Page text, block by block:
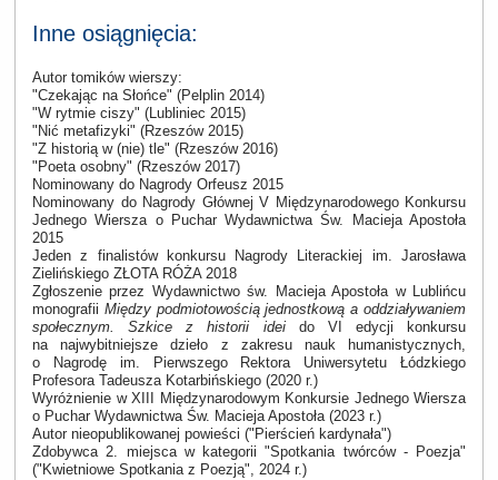
Inne osiągnięcia:
Autor tomików wierszy:
"Czekając na Słońce" (Pelplin 2014)
"W rytmie ciszy" (Lubliniec 2015)
"Nić metafizyki" (Rzeszów 2015)
"Z historią w (nie) tle" (Rzeszów 2016)
"Poeta osobny" (Rzeszów 2017)
Nominowany do Nagrody Orfeusz 2015
Nominowany do Nagrody Głównej V Międzynarodowego Konkursu
Jednego Wiersza o Puchar Wydawnictwa Św. Macieja Apostoła
2015
Jeden z finalistów konkursu Nagrody Literackiej im. Jarosława
Zielińskiego ZŁOTA RÓŻA 2018
Zgłoszenie przez Wydawnictwo św. Macieja Apostoła w Lublińcu
monografii Między podmiotowością jednostkową a oddziaływaniem
społecznym. Szkice z historii idei do VI edycji konkursu
na najwybitniejsze dzieło z zakresu nauk humanistycznych,
o Nagrodę im. Pierwszego Rektora Uniwersytetu Łódzkiego
Profesora Tadeusza Kotarbińskiego (2020 r.)
Wyróżnienie w XIII Międzynarodowym Konkursie Jednego Wiersza
o Puchar Wydawnictwa Św. Macieja Apostoła (2023 r.)
Autor nieopublikowanej powieści ("Pierścień kardynała")
Zdobywca 2. miejsca w kategorii "Spotkania twórców - Poezja"
("Kwietniowe Spotkania z Poezją", 2024 r.)